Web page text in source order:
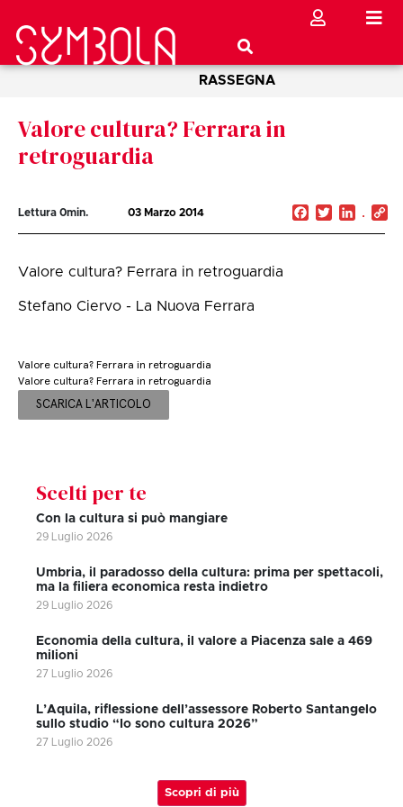
RASSEGNA
Valore cultura? Ferrara in
retroguardia
Lettura 0min. 03 Marzo 2014 Facebook
Twitter
Valore cultura? Ferrara in retroguardia
Stefano Ciervo - La Nuova Ferrara
Valore cultura? Ferrara in retroguardia
Valore cultura? Ferrara in retroguardia
SCARICA L'ARTICOLO
Scelti per te
Con la cultura si può mangiare
29 Luglio 2026
Umbria, il paradosso della cultura: prima per spettacoli,
ma la filiera economica resta indietro
29 Luglio 2026
Economia della cultura, il valore a Piacenza sale a 469
milioni
27 Luglio 2026
L’Aquila, riflessione dell’assessore Roberto Santangelo
sullo studio “Io sono cultura 2026”
27 Luglio 2026
Scopri di più